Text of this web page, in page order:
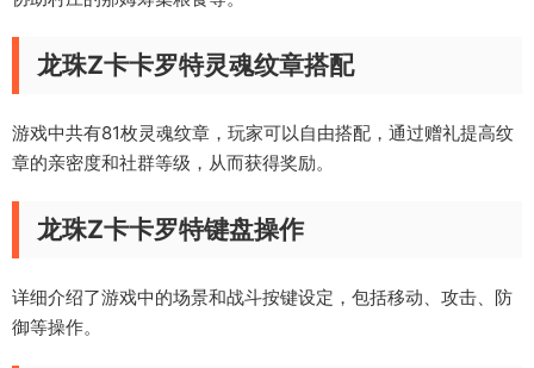
龙珠Z卡卡罗特灵魂纹章搭配
游戏中共有81枚灵魂纹章，玩家可以自由搭配，通过赠礼提高纹
章的亲密度和社群等级，从而获得奖励。
龙珠Z卡卡罗特键盘操作
详细介绍了游戏中的场景和战斗按键设定，包括移动、攻击、防
御等操作。